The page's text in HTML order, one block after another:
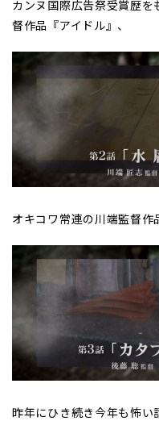
カンヌ国際広告祭受賞歴
督作品『アイドル』、
オキコワ常連の川端監督作
昨年にひき続き今年も怖